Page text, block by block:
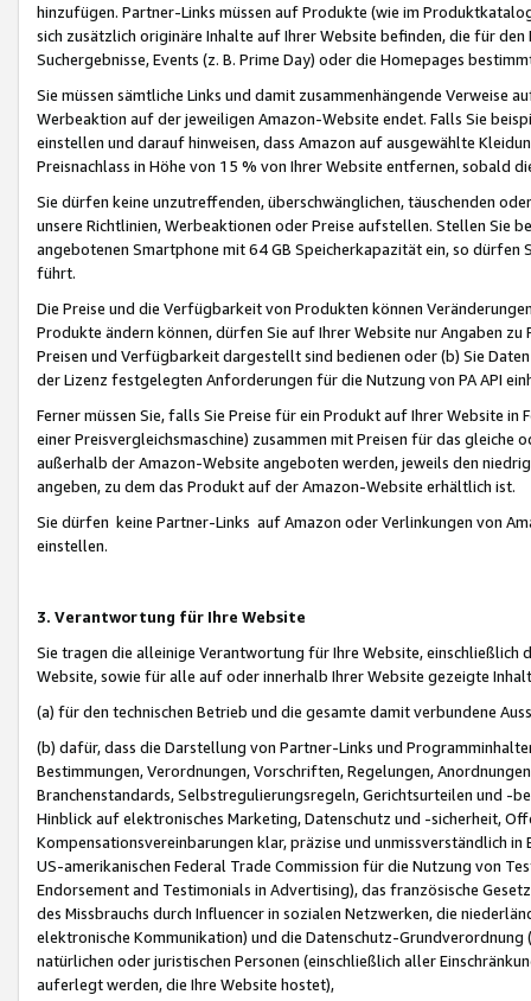
hinzufügen. Partner-Links müssen auf Produkte (wie im
sich zusätzlich originäre Inhalte auf Ihrer Website befinden, die für
Suchergebnisse, Events (z. B. Prime Day) oder die Homepages
Sie müssen sämtliche Links und damit zusammenhängende
Werbeaktion auf der jeweiligen Amazon-Website endet. Falls Sie
einstellen und darauf hinweisen, dass Amazon auf ausgewählte
Preisnachlass in Höhe von 15 % von Ihrer Website entfernen, sobald
Sie dürfen keine unzutreffenden, überschwänglichen, täuschenden
unsere Richtlinien, Werbeaktionen oder Preise aufstellen. Stellen Sie
angebotenen Smartphone mit 64 GB Speicherkapazität ein, so dürfen
führt.
Die Preise und die Verfügbarkeit von Produkten können
Produkte ändern können, dürfen Sie auf Ihrer Website nur Angaben
Preisen und Verfügbarkeit dargestellt sind bedienen oder (b) Sie
der Lizenz festgelegten Anforderungen für die Nutzung von PA API
Ferner müssen Sie, falls Sie Preise für ein Produkt auf Ihrer Website
einer Preisvergleichsmaschine) zusammen mit Preisen für das
außerhalb der Amazon-Website angeboten werden, jeweils den
angeben, zu dem das Produkt auf der Amazon-Website erhältlich ist.
Sie dürfen keine Partner-Links auf Amazon oder Verlinkungen von
einstellen.
3. Verantwortung für Ihre Website
Sie tragen die alleinige Verantwortung für Ihre Website,
Website, sowie für alle auf oder innerhalb Ihrer Website gezeigte
(a) für den technischen Betrieb und die gesamte damit verbundene
(b) dafür, dass die Darstellung von Partner-Links und
Bestimmungen, Verordnungen, Vorschriften, Regelungen,
Branchenstandards, Selbstregulierungsregeln, Gerichtsurteilen und -
Hinblick auf elektronisches Marketing, Datenschutz und -sicherheit,
Kompensationsvereinbarungen klar, präzise und unmissverständlich
US-amerikanischen Federal Trade Commission für die Nutzung von
Endorsement and Testimonials in Advertising), das französische
des Missbrauchs durch Influencer in sozialen Netzwerken, die
elektronische Kommunikation) und die Datenschutz-
natürlichen oder juristischen Personen (einschließlich aller
auferlegt werden, die Ihre Website hostet),